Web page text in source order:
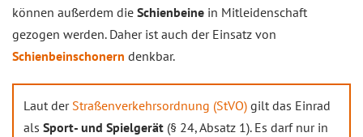
können außerdem die Schienbeine in Mitleidenschaft
gezogen werden. Daher ist auch der Einsatz von
Schienbeinschonern denkbar.
Laut der Straßenverkehrsordnung (StVO) gilt das Einrad
als Sport- und Spielgerät (§ 24, Absatz 1). Es darf nur in